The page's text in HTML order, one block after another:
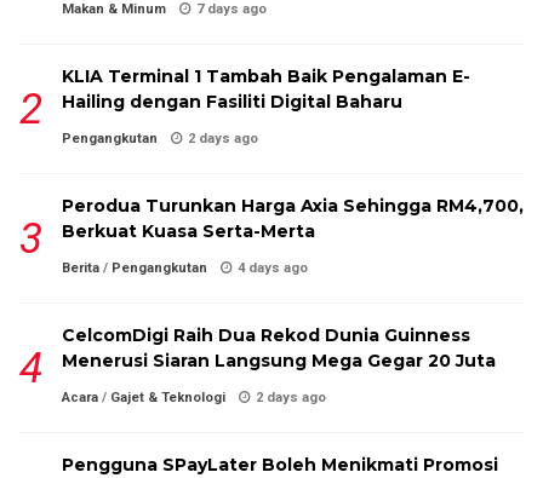
Makan & Minum 7 days ago
KLIA Terminal 1 Tambah Baik Pengalaman E-
Hailing dengan Fasiliti Digital Baharu
Pengangkutan 2 days ago
Perodua Turunkan Harga Axia Sehingga RM4,700,
Berkuat Kuasa Serta-Merta
Berita / Pengangkutan 4 days ago
CelcomDigi Raih Dua Rekod Dunia Guinness
Menerusi Siaran Langsung Mega Gegar 20 Juta
Acara / Gajet & Teknologi 2 days ago
Pengguna SPayLater Boleh Menikmati Promosi